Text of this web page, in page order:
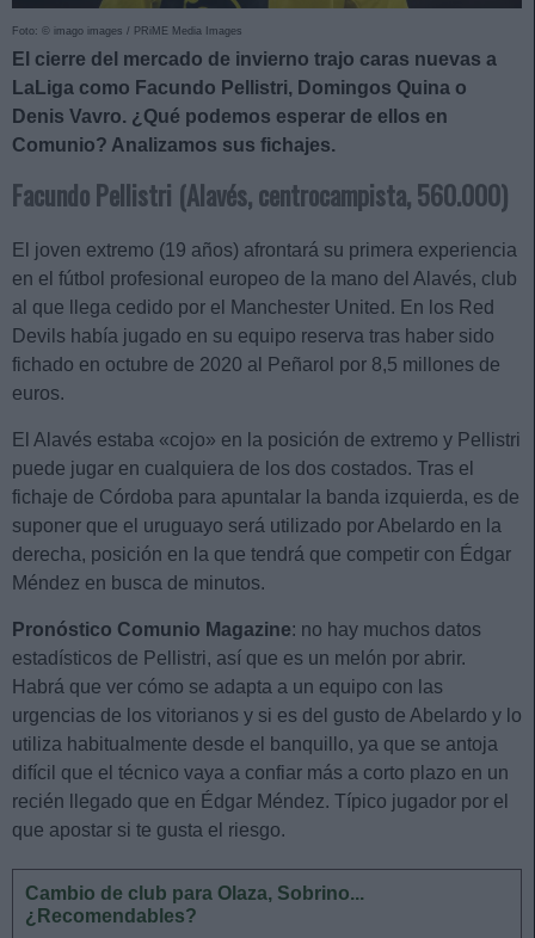
Foto: © imago images / PRiME Media Images
El cierre del mercado de invierno trajo caras nuevas a
LaLiga como Facundo Pellistri, Domingos Quina o
Denis Vavro. ¿Qué podemos esperar de ellos en
Comunio? Analizamos sus fichajes.
Facundo Pellistri (Alavés, centrocampista, 560.000)
El joven extremo (19 años) afrontará su primera experiencia
en el fútbol profesional europeo de la mano del Alavés, club
al que llega cedido por el Manchester United. En los Red
Devils había jugado en su equipo reserva tras haber sido
fichado en octubre de 2020 al Peñarol por 8,5 millones de
euros.
El Alavés estaba «cojo» en la posición de extremo y Pellistri
puede jugar en cualquiera de los dos costados. Tras el
fichaje de Córdoba para apuntalar la banda izquierda, es de
suponer que el uruguayo será utilizado por Abelardo en la
derecha, posición en la que tendrá que competir con Édgar
Méndez en busca de minutos.
Pronóstico Comunio Magazine: no hay muchos datos
estadísticos de Pellistri, así que es un melón por abrir.
Habrá que ver cómo se adapta a un equipo con las
urgencias de los vitorianos y si es del gusto de Abelardo y lo
utiliza habitualmente desde el banquillo, ya que se antoja
difícil que el técnico vaya a confiar más a corto plazo en un
recién llegado que en Édgar Méndez. Típico jugador por el
que apostar si te gusta el riesgo.
Cambio de club para Olaza, Sobrino...
¿Recomendables?